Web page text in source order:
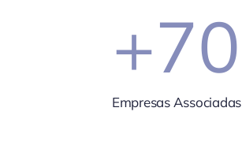
+70
Empresas Associadas